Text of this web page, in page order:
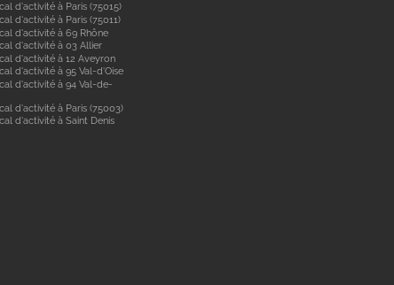
d'activité à Paris (75015)
d'activité à Paris (75011)
d'activité à 69 Rhône
d'activité à 03 Allier
d'activité à 12 Aveyron
d'activité à 95 Val-d'Oise
d'activité à 94 Val-de-
d'activité à Paris (75003)
d'activité à Saint Denis